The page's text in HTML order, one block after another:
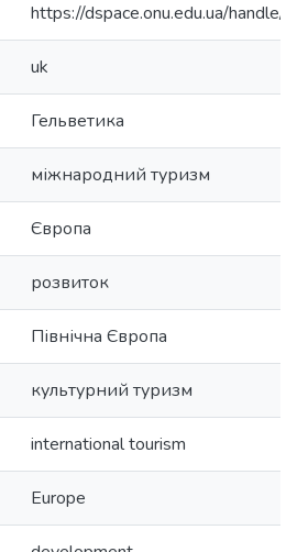
https://dspace.onu.edu.ua/
uk
Гельветика
міжнародний туризм
Європа
розвиток
Північна Європа
культурний туризм
international tourism
Europe